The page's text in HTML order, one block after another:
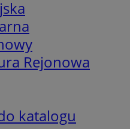
Rejonowa
katalogu